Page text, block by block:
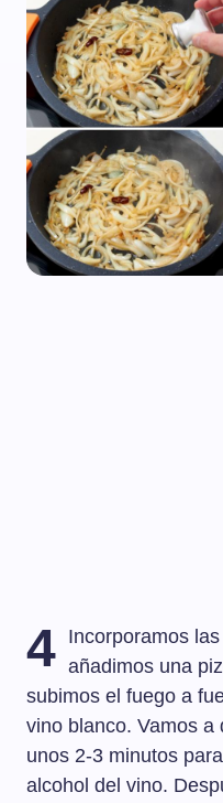
4 Incorporamos
añadimos una
subimos el fuego a
vino blanco. Vamos a
unos 2-3 minutos
alcohol del vino.